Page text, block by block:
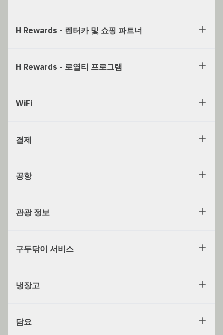
H Rewards - 렌터카 및 쇼핑 파트너
H Rewards - 로열티 프로그램
WiFi
결제
공항
관광 정보
구두닦이 서비스
냉장고
담요